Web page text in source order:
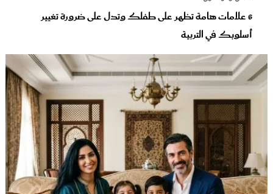
6 علامات هامة تظهر على طفلك وتدل على ضرورة تغيير
أسلوبك في التربية